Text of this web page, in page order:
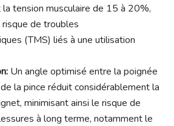
tension musculaire de 15 à 20%,
de troubles
(TMS) liés à une utilisation
Un angle optimisé entre la poignée
la pince réduit considérablement la
minimisant ainsi le risque de
à long terme, notamment le